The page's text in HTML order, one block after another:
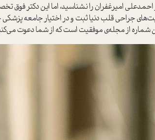
امیرغفران را نشناسید، اما این دکتر فوق
جراحی قلب دنیا ثبت و در اختیار جامعه
شماره از مجله‌ی موفقیت است که از شما دعوت